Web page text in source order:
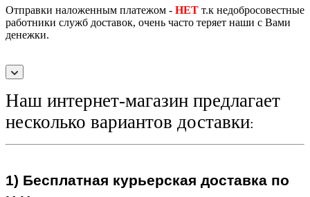
Отправки наложенным платежом - НЕТ т.к недобросовестные
работники служб доставок, очень часто теряет наши с Вами
денежки.
Наш интернет-магазин предлагает
несколько вариантов доставки:
1) Бесплатная курьерская доставка по